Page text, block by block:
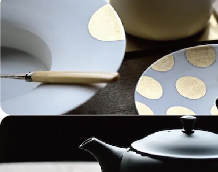
こども用 Kids Tableware
《作家・工芸》Crafts
陶芸 Ceramics
漆器 Lacquerware
木工 Woodwork
ガラス Glass
金工 Metalwork
鋳物 Cast Metal